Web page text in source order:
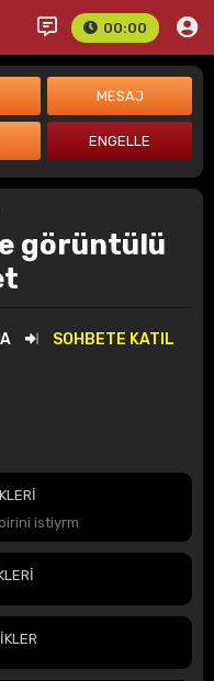
00:00
görüntülü
SOHBETE KATIL
istiyrm